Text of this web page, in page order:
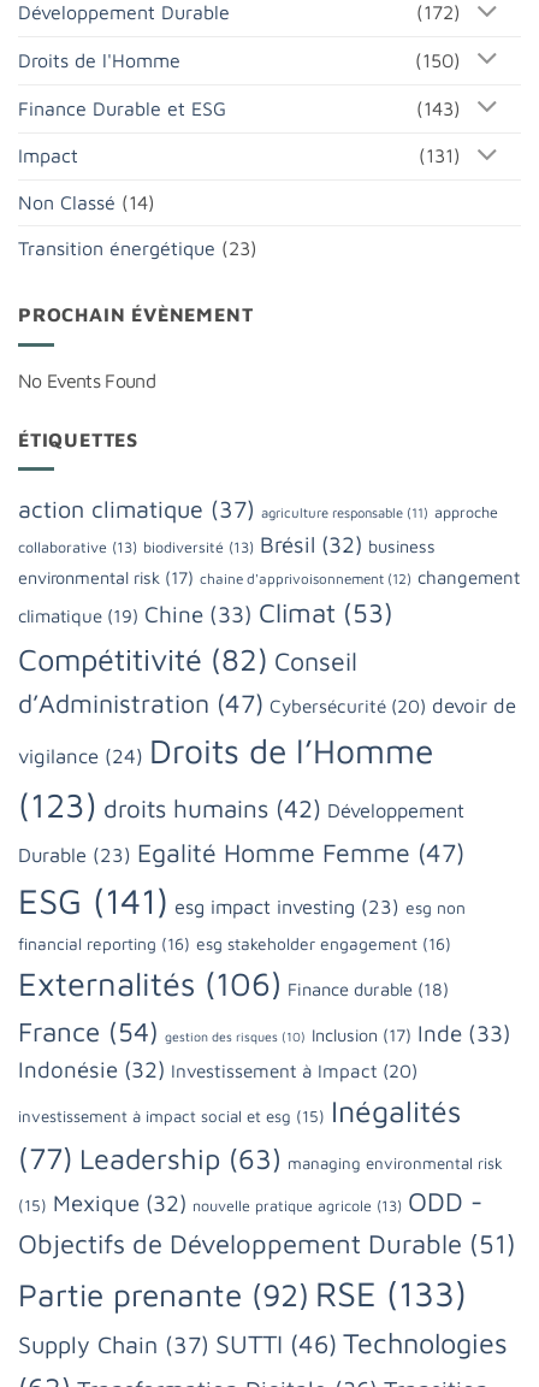
Développement Durable (172)
Droits de l'Homme (150)
Finance Durable et ESG (143)
Impact (131)
Non Classé (14)
Transition énergétique (23)
PROCHAIN ÉVÈNEMENT
No Events Found
ÉTIQUETTES
action climatique (37) agriculture responsable (11) approche
collaborative (13) biodiversité (13) Brésil (32) business
environmental risk (17) chaine d'apprivoisonnement (12) changement
climatique (19) Chine (33) Climat (53)
Compétitivité (82) Conseil
d’Administration (47) Cybersécurité (20) devoir de
vigilance (24) Droits de l’Homme
(123) droits humains (42) Développement
Durable (23) Egalité Homme Femme (47)
ESG (141) esg impact investing (23) esg non
financial reporting (16) esg stakeholder engagement (16)
Externalités (106) Finance durable (18)
France (54) gestion des risques (10) Inclusion (17) Inde (33)
Indonésie (32) Investissement à Impact (20)
investissement à impact social et esg (15) Inégalités
(77) Leadership (63) managing environmental risk
(15) Mexique (32) nouvelle pratique agricole (13) ODD -
Objectifs de Développement Durable (51)
Partie prenante (92) RSE (133)
Supply Chain (37) SUTTI (46) Technologies